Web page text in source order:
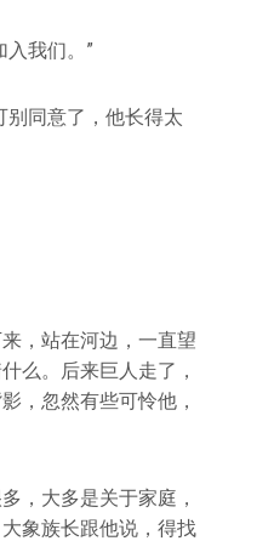
入我们。”
别同意了，他长得太
，站在河边，一直望
么。后来巨人走了，
，忽然有些可怜他，
，大多是关于家庭，
象族长跟他说，得找